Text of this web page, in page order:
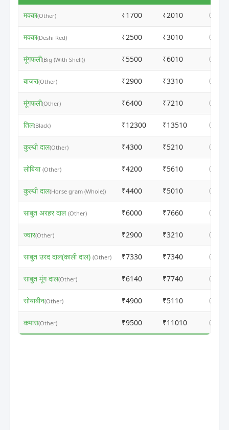
मक्का(Other) ₹1700 ₹2010 ⓘ
मक्का(Deshi Red) ₹2500 ₹3010 ⓘ
मूंगफली(Big (With Shell)) ₹5500 ₹6010 ⓘ
बाजरा(Other) ₹2900 ₹3310 ⓘ
मूंगफली(Other) ₹6400 ₹7210 ⓘ
तिल(Black) ₹12300 ₹13510 ⓘ
कुल्थी दाल(Other) ₹4300 ₹5210 ⓘ
लोबिया (Other) ₹4200 ₹5610 ⓘ
कुल्थी दाल(Horse gram (Whole)) ₹4400 ₹5010 ⓘ
साबुत अरहर दाल (Other) ₹6000 ₹7660 ⓘ
ज्वार(Other) ₹2900 ₹3210 ⓘ
साबुत उरद दाल(काली दाल) (Other) ₹7330 ₹7340 ⓘ
साबुत मूंग दाल(Other) ₹6140 ₹7740 ⓘ
सोयाबीन(Other) ₹4900 ₹5110 ⓘ
कपास(Other) ₹9500 ₹11010 ⓘ